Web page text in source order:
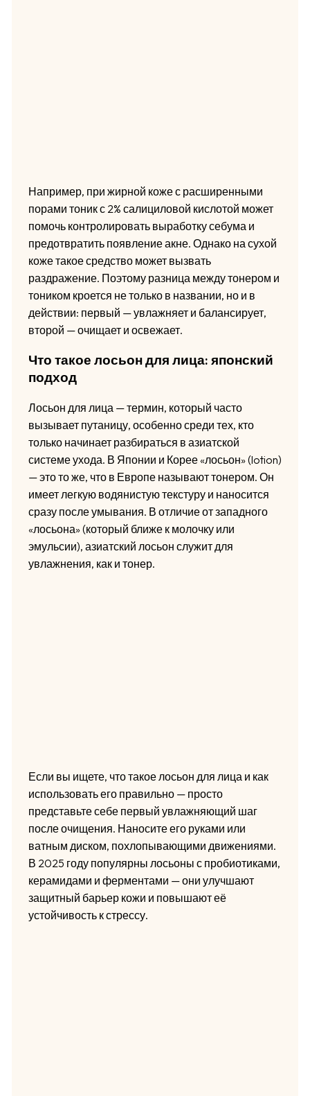
Например, при жирной коже с расширенными
порами тоник с 2% салициловой кислотой может
помочь контролировать выработку себума и
предотвратить появление акне. Однако на сухой
коже такое средство может вызвать
раздражение. Поэтому разница между тонером и
тоником кроется не только в названии, но и в
действии: первый — увлажняет и балансирует,
второй — очищает и освежает.
Что такое лосьон для лица: японский
подход
Лосьон для лица — термин, который часто
вызывает путаницу, особенно среди тех, кто
только начинает разбираться в азиатской
системе ухода. В Японии и Корее «лосьон» (lotion)
— это то же, что в Европе называют тонером. Он
имеет легкую водянистую текстуру и наносится
сразу после умывания. В отличие от западного
«лосьона» (который ближе к молочку или
эмульсии), азиатский лосьон служит для
увлажнения, как и тонер.
Если вы ищете, что такое лосьон для лица и как
использовать его правильно — просто
представьте себе первый увлажняющий шаг
после очищения. Наносите его руками или
ватным диском, похлопывающими движениями.
В 2025 году популярны лосьоны с пробиотиками,
керамидами и ферментами — они улучшают
защитный барьер кожи и повышают её
устойчивость к стрессу.